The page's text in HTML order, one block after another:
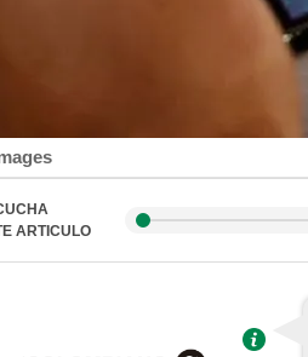
ARTICULO